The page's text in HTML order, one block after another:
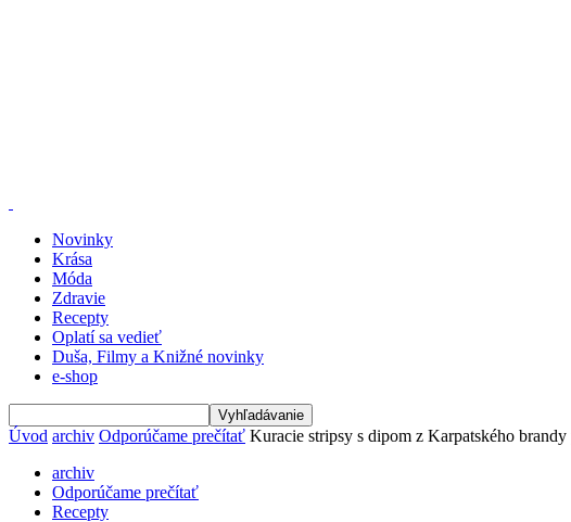
Novinky
Krása
Móda
Zdravie
Recepty
Oplatí sa vedieť
Duša, Filmy a Knižné novinky
e-shop
Úvod archiv Odporúčame prečítať Kuracie stripsy s dipom z Karpatského
archiv
Odporúčame prečítať
Recepty